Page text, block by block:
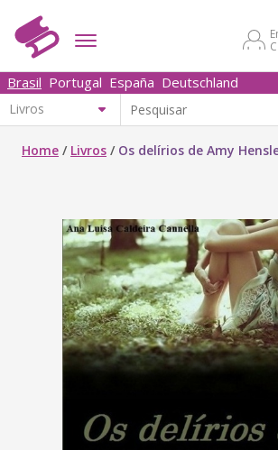
Brasil Portugal España Deutschland
Home / Livros / Os delírios de Amy